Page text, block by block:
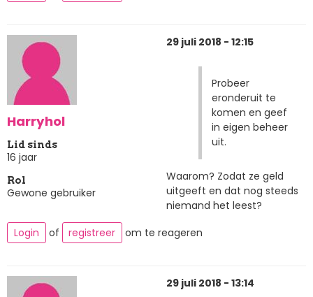
Harryhol
Lid sinds
16 jaar
Rol
Gewone gebruiker
29 juli 2018 - 12:15
Probeer
eronderuit te
komen en geef
in eigen beheer
uit.
Waarom? Zodat ze geld
uitgeeft en dat nog steeds
niemand het leest?
Login
of registreer om te reageren
29 juli 2018 - 13:14